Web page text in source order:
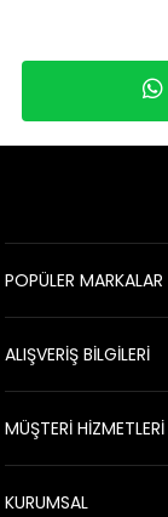
POPÜLER MARKALAR
ALIŞVERİŞ BİLGİLERİ
MÜŞTERİ HİZMETLERİ
KURUMSAL